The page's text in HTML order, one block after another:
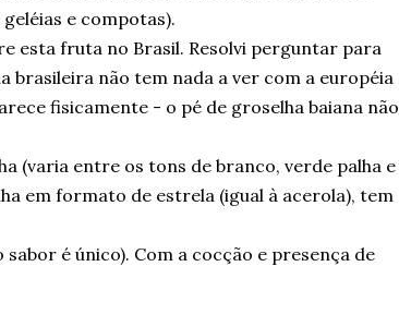
e compotas).
esta fruta no Brasil. Resolvi perguntar para
brasileira não tem nada a ver com a européia
fisicamente - o pé de groselha baiana não
(varia entre os tons de branco, verde palha e
em formato de estrela (igual à acerola), tem
sabor é único). Com a cocção e presença de